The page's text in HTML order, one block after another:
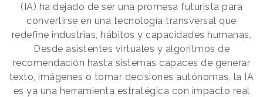
(IA) ha dejado de ser una promesa futurista para
convertirse en una tecnología transversal que
redefine industrias, hábitos y capacidades humanas.
Desde asistentes virtuales y algoritmos de
recomendación hasta sistemas capaces de generar
texto, imágenes o tomar decisiones autónomas, la IA
es ya una herramienta estratégica con impacto real